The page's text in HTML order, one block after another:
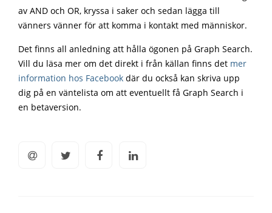
av AND och OR, kryssa i saker och sedan lägga till
vänners vänner för att komma i kontakt med människor.
Det finns all anledning att hålla ögonen på Graph Search.
Vill du läsa mer om det direkt i från källan finns det mer
information hos Facebook där du också kan skriva upp
dig på en väntelista om att eventuellt få Graph Search i
en betaversion.